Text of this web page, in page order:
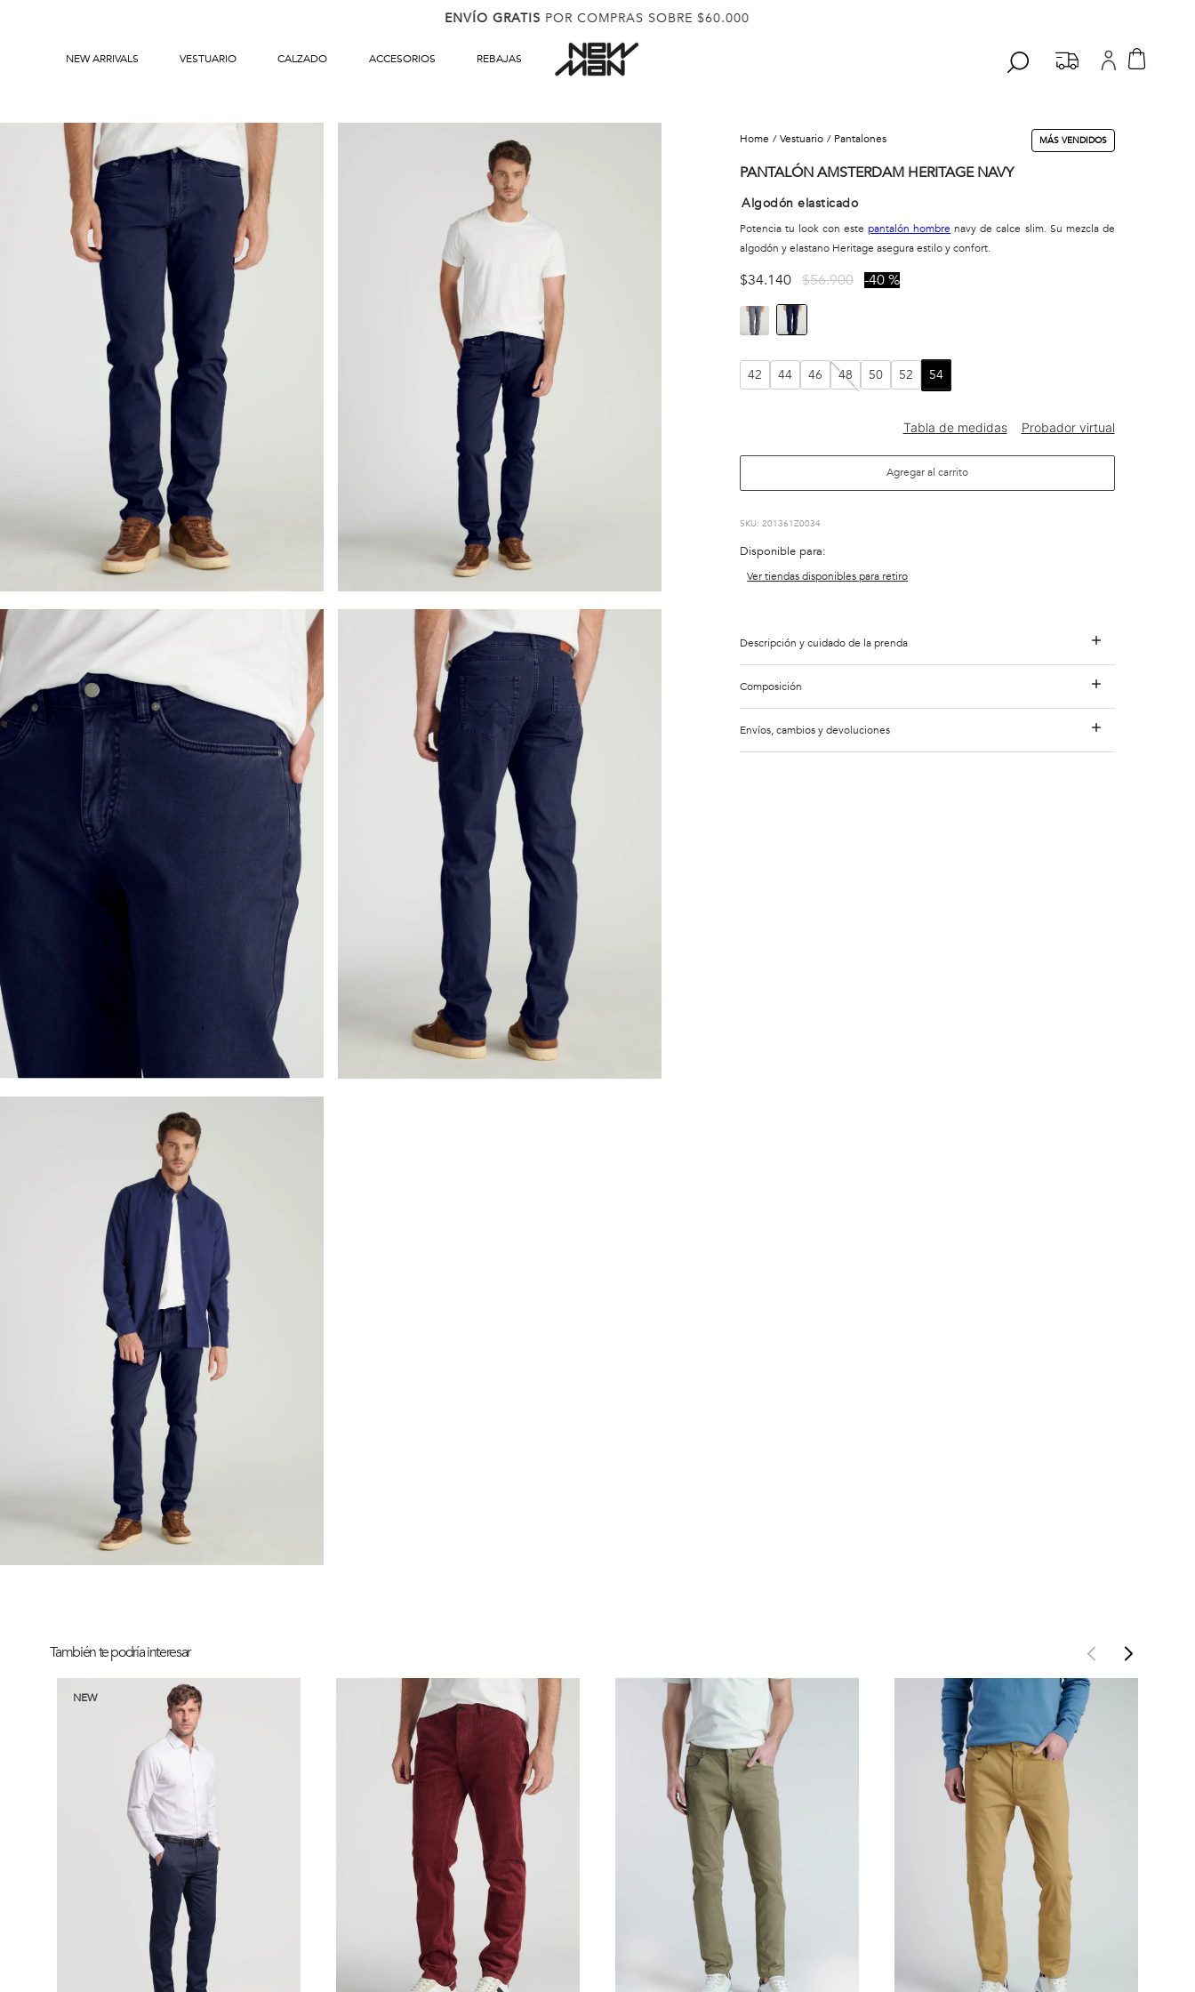
ENVÍO GRATIS POR COMPRAS SOBRE $60.000
NEW ARRIVALS VESTUARIO CALZADO ACCESORIOS REBAJAS
vestuario pantalones MÁS VENDIDOS
PANTALÓN AMSTERDAM HERITAGE NAVY
Algodón elasticado
Potencia tu look con estepantalón hombre navy de calce slim. Su mezcla de
algodón y elastano Heritage asegura estilo y confort.
$34.140 $56.900 40 %
42 44 46 48 50 52 54
Agregar al carrito
:201361Z0034
Disponible para:
Ver tiendas disponibles para retiro
Descripción y cuidado de la prenda
Composición
Envíos, cambios y devoluciones
También te podría interesar
NEW